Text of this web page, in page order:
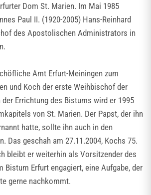
Dom St. Marien. Im Mai 1985
Paul II. (1920-2005) Hans-Reinhard
des Apostolischen Administrators in
Amt Erfurt-Meiningen zum
und Koch der erste Weihbischof der
der Errichtung des Bistums wird er 1995
von St. Marien. Der Papst, der ihn
hatte, sollte ihn auch in den
Das geschah am 27.11.2004, Kochs 75.
bleibt er weiterhin als Vorsitzender des
Bistum Erfurt engagiert, eine Aufgabe, der
gerne nachkommt.